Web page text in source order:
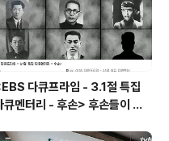
다큐프라임 - 3.1절 특집
큐멘터리 - 후손> 후손들이 말